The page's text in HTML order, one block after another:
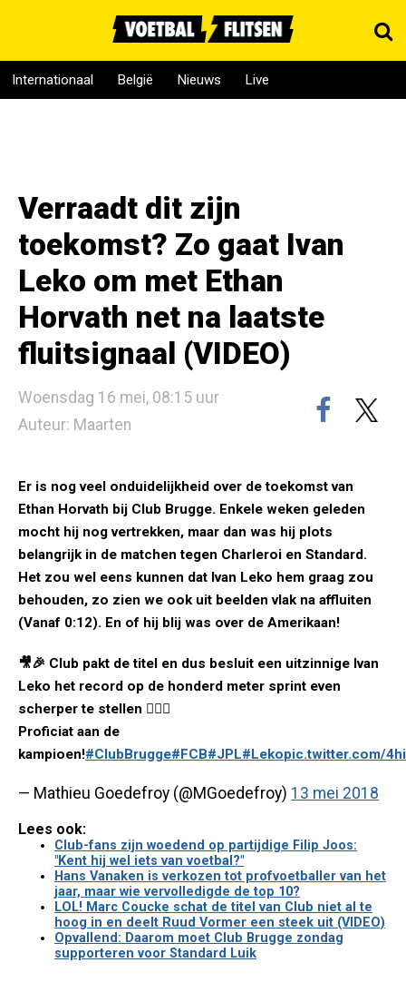
Internationaal België Nieuws Live
Verraadt dit zijn
toekomst? Zo gaat Ivan
Leko om met Ethan
Horvath net na laatste
fluitsignaal (VIDEO)
Woensdag 16 mei, 08:15 uur
Auteur: Maarten
Er is nog veel onduidelijkheid over de toekomst van
Ethan Horvath bij Club Brugge. Enkele weken geleden
mocht hij nog vertrekken, maar dan was hij plots
belangrijk in de matchen tegen Charleroi en Standard.
Het zou wel eens kunnen dat Ivan Leko hem graag zou
behouden, zo zien we ook uit beelden vlak na affluiten
(Vanaf 0:12). En of hij blij was over de Amerikaan!
🎥🎉 Club pakt de titel en dus besluit een uitzinnige Ivan
Leko het record op de honderd meter sprint even
scherper te stellen 🏃🏻‍♂️
Proficiat aan de
kampioen!#ClubBrugge#FCB#JPL#Lekopic.twitter.com/
— Mathieu Goedefroy (@MGoedefroy) 13 mei 2018
Lees ook:
Club-fans zijn woedend op partijdige Filip Joos:
"Kent hij wel iets van voetbal?"
Hans Vanaken is verkozen tot profvoetballer van het
jaar, maar wie vervolledigde de top 10?
LOL! Marc Coucke schat de titel van Club niet al te
hoog in en deelt Ruud Vormer een steek uit (VIDEO)
Opvallend: Daarom moet Club Brugge zondag
supporteren voor Standard Luik